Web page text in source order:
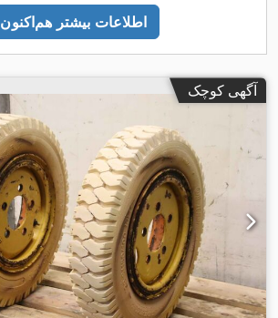
اطلاعات بیشتر هم‌اکنون
آگهی کوچک